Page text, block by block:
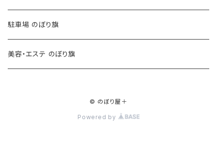
駐車場 のぼり旗
美容・エステ のぼり旗
© のぼり屋＋
Powered by